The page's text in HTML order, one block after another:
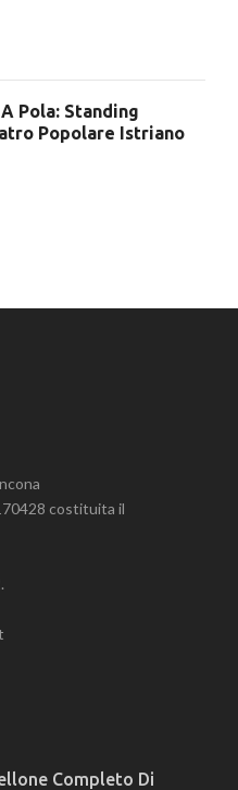
Pola: Standing
Popolare Istriano
costituita il
Completo Di